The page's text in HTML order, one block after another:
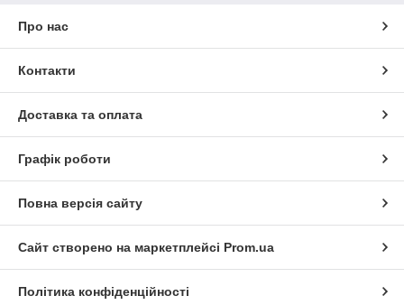
Про нас
Контакти
Доставка та оплата
Графік роботи
Повна версія сайту
Сайт створено на маркетплейсі Prom.ua
Політика конфіденційності